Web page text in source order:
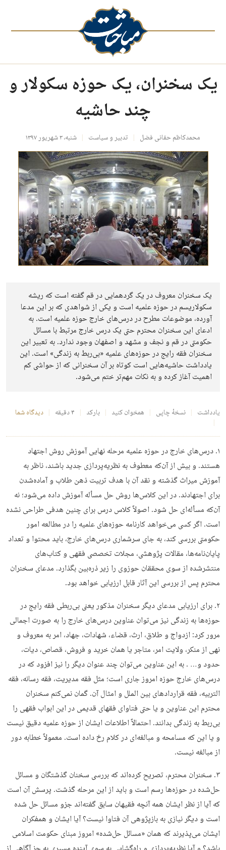
یک سخنران، یک حوزه سکولار و
چند حاشیه
محمدکاظم حقانی فضل تدبیر و سیاست شنبه، ۳ شهریور ۱۳۹۷
یک سخنران معروف در یک گردهمایی در قم گفته است که ریشه
سکولاریسم در حوزه علمیه است و یکی از شواهدی که بر این مدعا
آورده، موضوعات مطرح در درس‌های خارج حوزه علمیه است. به
ادعای این سخنران محترم حتی یک درس خارج مرتبط با مسائل
حکومتی در قم و نجف و مشهد و اصفهان وجود ندارد. به تعبیر این
سخنران فقه رایج در حوزه‌های علمیه «بی‌ربط به زندگی» است. این
یادداشت حاشیه‌هایی است کوتاه بر آن سخنرانی که از حواشی کم
اهمیت آغاز کرده و به نکات مهم‌تر ختم می‌شود.
یادداشت نسخهٔ چاپی همخوان کنید بارکد ۴ دقیقه دیدگاه شما
۱. درس‌های خارج در حوزه علمیه مرحله نهایی آموزش روش اجتهاد
هستند. و بیش از آن‌که معطوف به نظریه‌پردازی جدید باشند، ناظر به
آموزش میراث گذشته و نقد آن با هدف تربیت ذهن طلاب و آماده‌شدن
برای اجتهادند. در این کلاس‌ها روش حل مسأله آموزش داده می‌شود؛ نه
آن‌که مسأله‌ای حل شود. اصولاً کلاس درس برای چنین هدفی طراحی نشده
است. اگر کسی می‌خواهد کارنامه حوزه‌های علمیه را در مطالعه امور
حکومتی بررسی کند، به جای سرشماری درس‌های خارج، باید محتوا و تعداد
پایان‌نامه‌ها، مقالات پژوهشی، مجلات تخصصی فقهی و کتاب‌های
منتشرشده از سوی محققان حوزوی را زیر ذره‌بین بگذارد. مدعای سخنران
محترم پس از بررسی این آثار قابل ارزیابی خواهد بود.
۲. برای ارزیابی مدعای دیگر سخنران مذکور یعنی بی‌ربطی فقه رایج در
حوزه‌ها به زندگی نیز می‌توان عناوین درس‌های خارج را به صورت اجمالی
مرور کرد: ازدواج و طلاق، ارث، قضاء، شهادات، جهاد، امر به معروف و
نهی از منکر، ولایت امر، متاجر یا همان خرید و فروش، قصاص، دیات،
حدود و… . به این عناوین می‌توان چند عنوان دیگر را نیز افزود که در
درس‌های خارج حوزه امروز جاری است؛ مثل فقه مدیریت، فقه رسانه، فقه
التربیه، فقه قراردادهای بین الملل و امثال آن. گمان نمی‌کنم سخنران
محترم این عناوین و یا حتی فتاوای فقهای قدیمی در این ابواب فقهی را
بی‌‌ربط به زندگی بدانند. احتمالاً اطلاعات ایشان از حوزه علمیه دقیق نیست
و یا این که مسامحه‌ و مبالغه‌ای در کلام رخ‌ داده است. معمولاً خطابه‌ دور
از مبالغه نیست.
۳. سخنران محترم، تصریح کرده‌اند که بررسی سخنان گذشتگان و مسائل
حل‌شده در حوزه‌ها رسم است و باید از این مرحله گذشت. پرسش آن است
که آیا از نظر ایشان همه آنچه فقیهان سابق گفته‌اند جزو مسائل حل شده
است و دیگر نیازی به بازپژوهی آن فتاوا نیست؟ آیا ایشان و همفکران
ایشان می‌پذیرند که همان «مسائل حل‌شده» امروز مبنای حکومت اسلامی